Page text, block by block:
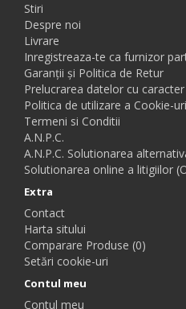
Stiri
Despre noi
Livrare
Inregistreaza-te ca furnizor
Garanții și Politica de Retur
Prelucrarea datelor cu
Politica de utilizare a Cookie-uri
Termeni si Conditii
A.N.P.C.
A.N.P.C. Solutionarea
Solutionarea online a litigiilor
Extra
Contact
Harta sitului
Comparare Produse (0)
Setări cookie-uri
Contul meu
Contul meu